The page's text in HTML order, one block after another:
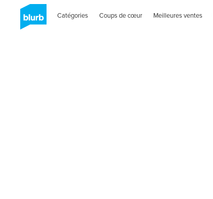
Catégories Coups de cœur Meilleures ventes